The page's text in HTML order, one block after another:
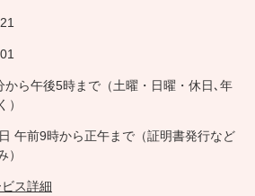
から午後5時まで（土曜・日曜・休日､年
）
午前9時から正午まで（証明書発行など
）
ス詳細